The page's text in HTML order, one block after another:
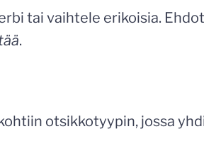
tai vaihtele erikoisia.
.
otsikkotyypin, jossa